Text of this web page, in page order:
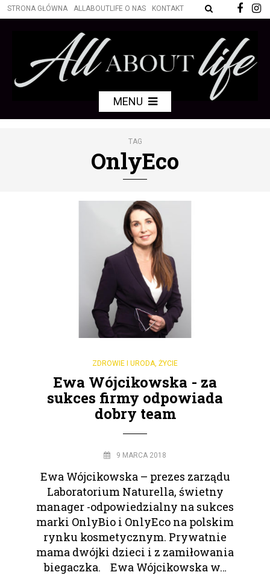
STRONA GŁÓWNA ALLABOUTLIFE O NAS KONTAKT
MENU
TAG
OnlyEco
ZDROWIE I URODA, ŻYCIE
Ewa Wójcikowska - za
sukces firmy odpowiada
dobry team
9 MARCA 2018
Ewa Wójcikowska – prezes zarządu
Laboratorium Naturella, świetny
manager -odpowiedzialny na sukces
marki OnlyBio i OnlyEco na polskim
rynku kosmetycznym. Prywatnie
mama dwójki dzieci i z zamiłowania
biegaczka. Ewa Wójcikowska w…